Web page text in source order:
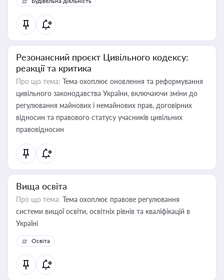
Резонансний проєкт Цивільного кодексу:
реакції та критика
Про що тема: Тема охоплює оновлення та реформування
цивільного законодавства України, включаючи зміни до
регулювання майнових і немайнових прав, договірних
відносин та правового статусу учасників цивільних
правовідносин
Вища освіта
Про що тема: Тема охоплює правове регулювання
системи вищої освіти, освітніх рівнів та кваліфікацій в
Україні
Освіта